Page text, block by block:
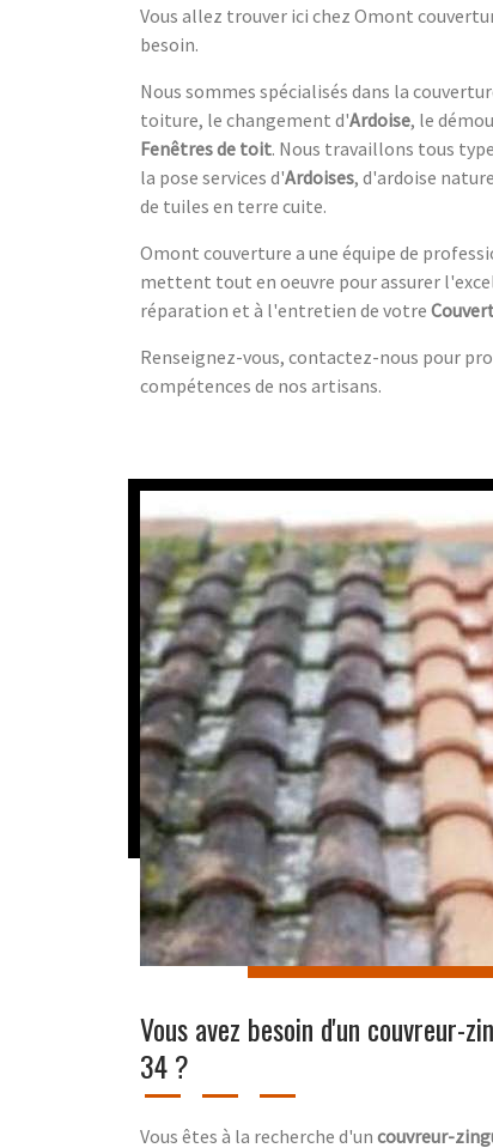
Vous allez trouver ici chez Omont
besoin.
Nous sommes spécialisés dans la
toiture, le changement d'Ardoise, le
Fenêtres de toit. Nous travaillons tous
la pose services d'Ardoises, d'ardoise
de tuiles en terre cuite.
Omont couverture a une équipe de
mettent tout en oeuvre pour assurer
réparation et à l'entretien de votre
Renseignez-vous, contactez-nous pour
compétences de nos artisans.
Vous avez besoin d'un couvreur-
34 ?
Vous êtes à la recherche d'un couvreur-